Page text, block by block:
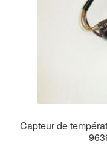
Capteur de